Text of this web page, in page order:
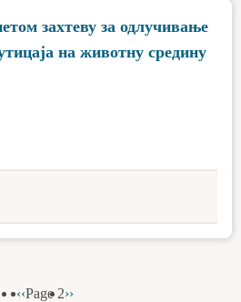
захтеву за одлучивање
на животну средину
Previous
‹‹Page 2Next
››